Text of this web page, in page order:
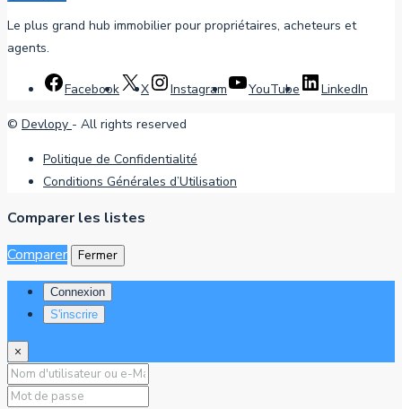
Le plus grand hub immobilier pour propriétaires, acheteurs et
agents.
Facebook X Instagram YouTube LinkedIn
© Devlopy - All rights reserved
Politique de Confidentialité
Conditions Générales d’Utilisation
Comparer les listes
Comparer
Fermer
Connexion
S'inscrire
×